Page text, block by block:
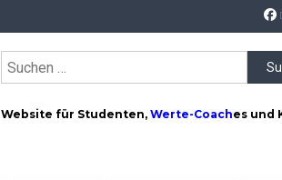
Website für Studenten, Werte-Coaches und